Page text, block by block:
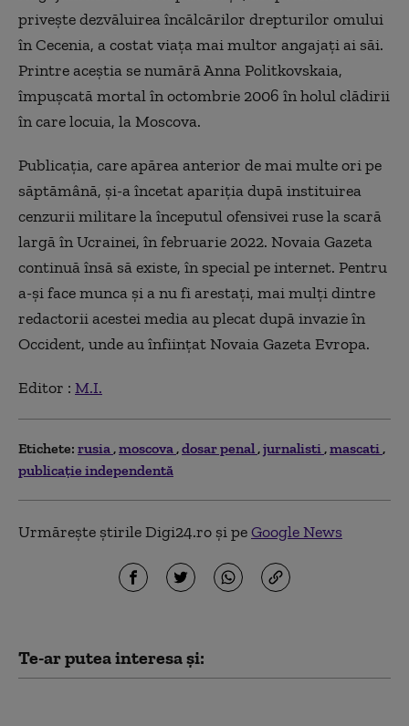
priveşte dezvăluirea încălcărilor drepturilor omului
în Cecenia, a costat viaţa mai multor angajaţi ai săi.
Printre aceştia se numără Anna Politkovskaia,
împuşcată mortal în octombrie 2006 în holul clădirii
în care locuia, la Moscova.
Publicaţia, care apărea anterior de mai multe ori pe
săptămână, şi-a încetat apariţia după instituirea
cenzurii militare la începutul ofensivei ruse la scară
largă în Ucrainei, în februarie 2022. Novaia Gazeta
continuă însă să existe, în special pe internet. Pentru
a-şi face munca şi a nu fi arestaţi, mai mulţi dintre
redactorii acestei media au plecat după invazie în
Occident, unde au înfiinţat Novaia Gazeta Evropa.
Editor : M.I.
Etichete: rusia moscova dosar penal jurnalisti mascati
publicație independentă
Urmărește știrile Digi24.ro și peGoogle News
Te-ar putea interesa și: